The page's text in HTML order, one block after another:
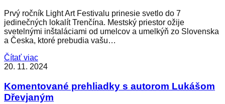
Prvý ročník Light Art Festivalu prinesie svetlo do 7
jedinečných lokalít Trenčína. Mestský priestor ožije
svetelnými inštaláciami od umelcov a umelkýň zo Slovenska
a Česka, ktoré prebudia vašu…
Čítať viac
20. 11. 2024
Komentované prehliadky s autorom Lukášom
Dřevjaným